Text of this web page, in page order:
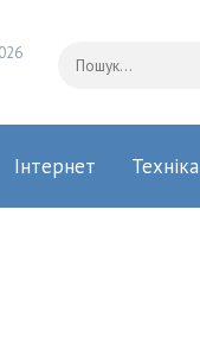
Інтернет Техніка